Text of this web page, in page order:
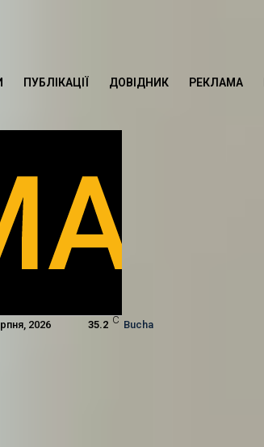
ПУБЛІКАЦІЇ ДОВІДНИК РЕКЛАМА
2026 35.2 C Bucha